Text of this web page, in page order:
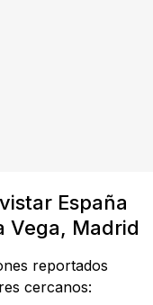
España
Vega, Madrid
reportados
cercanos: